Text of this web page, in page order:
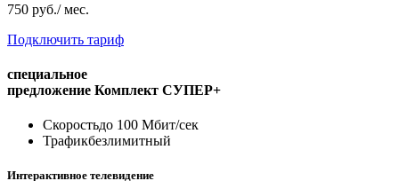
750 руб./ мес.
Подключить тариф
специальное
предложение Комплект СУПЕР+
Скоростьдо 100 Мбит/сек
Трафикбезлимитный
Интерактивное телевидение